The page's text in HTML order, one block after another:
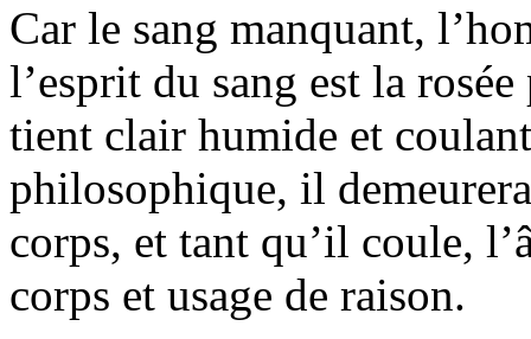
Car le sang manquant,
l’esprit du sang est la
tient clair humide et
philosophique, il
corps, et tant qu’il coule,
corps et usage de raison.